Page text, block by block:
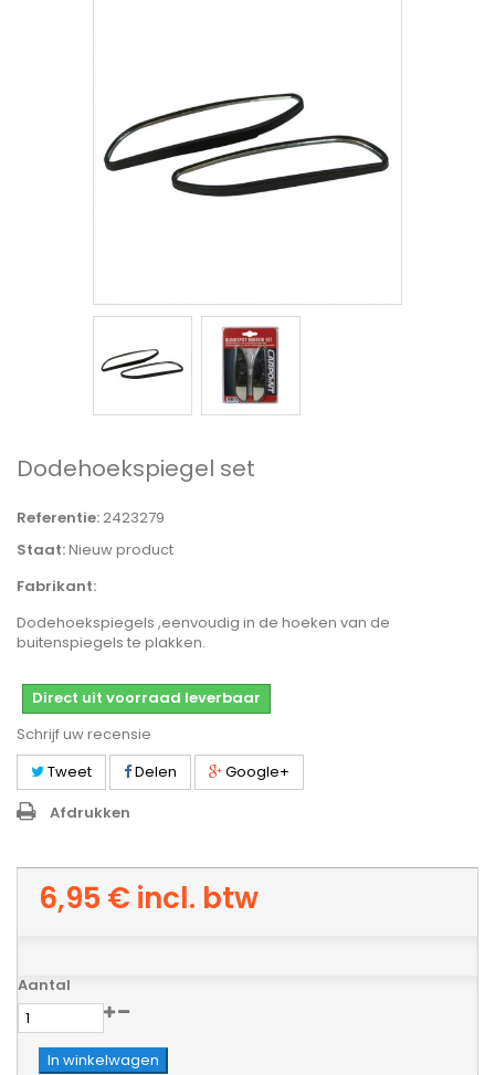
Dodehoekspiegel set
Referentie:2423279
Staat:Nieuw product
Fabrikant:
Dodehoekspiegels ,eenvoudig in de hoeken van de
buitenspiegels te plakken.
Direct uit voorraad leverbaar
Schrijf uw recensie
Tweet
Delen
Google+
Afdrukken
6,95 € incl. btw
Aantal
In winkelwagen